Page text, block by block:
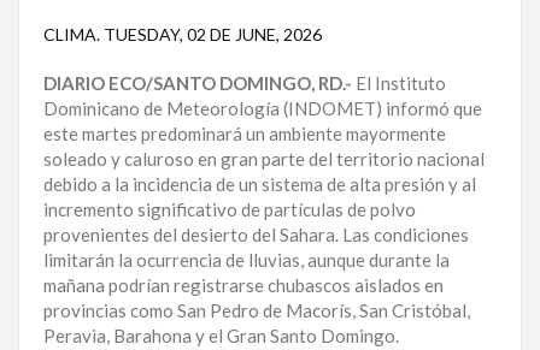
SANTO
DOMINGO
SANTIAGO
SAN
JUAN
LA
ALTAGRACIA
CLIMA. TUESDAY, 02 DE JUNE, 2026
DIARIO ECO/SANTO DOMINGO, RD.- El Instituto
Dominicano de Meteorología (INDOMET) informó que
este martes predominará un ambiente mayormente
soleado y caluroso en gran parte del territorio nacional
debido a la incidencia de un sistema de alta presión y al
incremento significativo de partículas de polvo
provenientes del desierto del Sahara. Las condiciones
limitarán la ocurrencia de lluvias, aunque durante la
mañana podrían registrarse chubascos aislados en
provincias como San Pedro de Macorís, San Cristóbal,
Peravia, Barahona y el Gran Santo Domingo.